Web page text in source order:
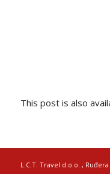
This post is also
L.C.T. Travel d.o.o. ,